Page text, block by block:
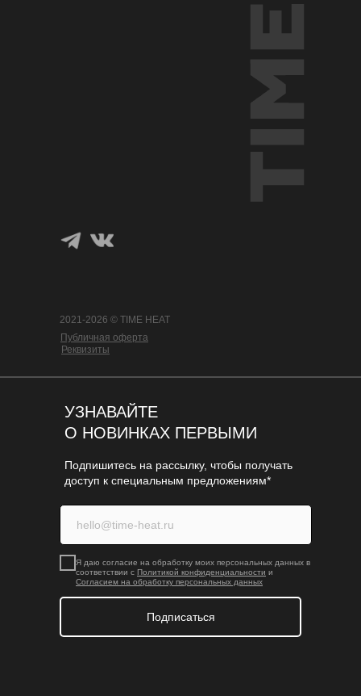
Я даю согласие на обработку моих персональных данных в
соответствии с Политикой конфиденциальности и
Согласием на обработку персональных данных
Подписаться
Подпишитесь на рассылку, чтобы получать
доступ к специальным предложениям*
УЗНАВАЙТЕ
О НОВИНКАХ ПЕРВЫМИ
Публичная оферта
Реквизиты
2021-2026 © TIME HEAT